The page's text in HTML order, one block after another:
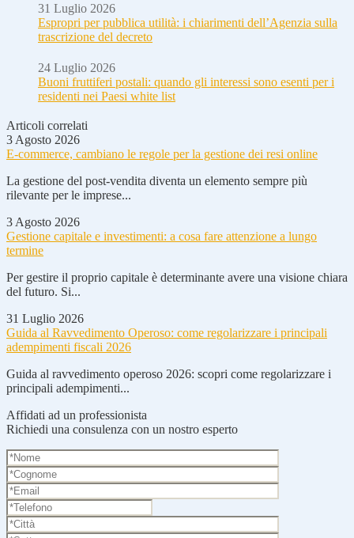
31 Luglio 2026
Espropri per pubblica utilità: i chiarimenti dell’Agenzia sulla
trascrizione del decreto
24 Luglio 2026
Buoni fruttiferi postali: quando gli interessi sono esenti per i
residenti nei Paesi white list
Articoli correlati
3 Agosto 2026
E-commerce, cambiano le regole per la gestione dei resi online
La gestione del post-vendita diventa un elemento sempre più
rilevante per le imprese...
3 Agosto 2026
Gestione capitale e investimenti: a cosa fare attenzione a lungo
termine
Per gestire il proprio capitale è determinante avere una visione chiara
del futuro. Si...
31 Luglio 2026
Guida al Ravvedimento Operoso: come regolarizzare i principali
adempimenti fiscali 2026
Guida al ravvedimento operoso 2026: scopri come regolarizzare i
principali adempimenti...
Affidati ad un professionista
Richiedi una consulenza con un nostro esperto